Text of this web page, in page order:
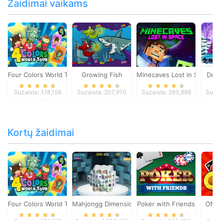
Žaidimai vaikams
Four Colors World Tour
Suzaista: 174,158
Growing Fish
Suzaista: 207,970
Minecaves Lost in Space
Suzaista: 293,888
Kortų žaidimai
Four Colors World TourMahjongg DimensionsPoker with Friends